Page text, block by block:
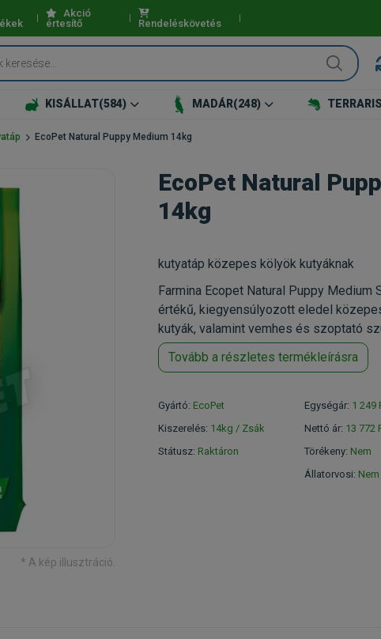
Akció
értesítő
Rendeléskövetés
KISÁLLAT(584) MADÁR(248)
EcoPet Natural Puppy Medium 14kg
* A kép illusztráció.
EcoPet Natural
14kg
kutyatáp közepes kölyök kutyáknak
Farmina Ecopet Natural Puppy Medium
értékű, kiegyensúlyozott eledel
kutyák, valamint vemhes és szoptató
Tovább a részletes termékleírásra
Gyártó: EcoPet
Kiszerelés: 14kg / Zsák
Státusz: Raktáron
Egységár: 1 249
Nettó ár: 13 772
Törékeny: Nem
Állatorvosi: Nem